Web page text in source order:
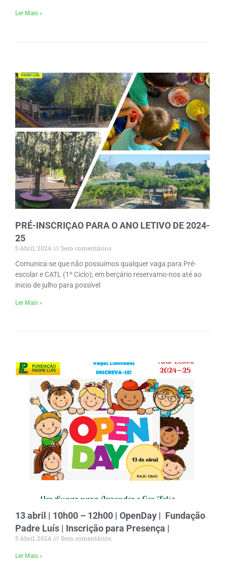
Ler Mais »
PRÉ-INSCRIÇAO PARA O ANO LETIVO DE 2024-
25
5 Abril, 2024
Sem comentários
Comunica-se que não possuímos qualquer vaga para Pré-
escolar e CATL (1º Ciclo); em berçário reservamo-nos até ao
inicio de julho para possível
Ler Mais »
13 abril | 10h00 – 12h00 | OpenDay | Fundação
Padre Luís | Inscrição para Presença |
5 Abril, 2024 Sem comentários
Ler Mais »